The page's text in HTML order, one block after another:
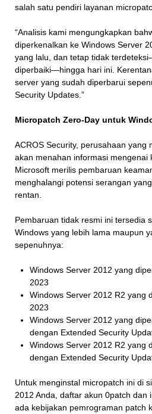
salah satu pendiri layanan
“Analisis kami mengungkapkan
diperkenalkan ke Windows Server
yang lalu, dan tetap tidak
diperbaiki—hingga hari ini.
server yang sudah diperbarui
Security Updates.”
Micropatch Zero-Day untuk
ACROS Security, perusahaan yang
akan menahan informasi mengenai
Microsoft merilis pembaruan
menghalangi potensi serangan
rentan.
Pembaruan tidak resmi ini tersedia
Windows yang lebih lama maupun
sepenuhnya:
Windows Server 2012 yang
2023
Windows Server 2012 R2 yang
2023
Windows Server 2012 yang
dengan Extended Security
Windows Server 2012 R2 yang
dengan Extended Security
Untuk menginstal micropatch ini di
2012 Anda, daftar akun 0patch dan
ada kebijakan pemrograman patch